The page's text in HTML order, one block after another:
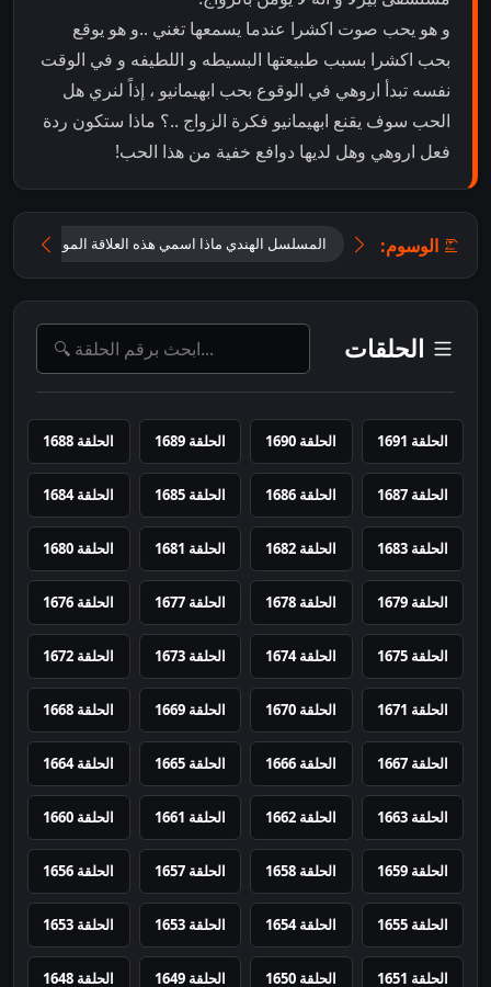
و هو يحب صوت اكشرا عندما يسمعها تغني ..و هو يوقع
بحب اكشرا بسبب طبيعتها البسيطه و اللطيفه و في الوقت
نفسه تبدأ اروهي في الوقوع بحب ابهيمانيو ، إذاً لنري هل
الحب سوف يقنع ابهيمانيو فكرة الزواج ..؟ ماذا ستكون ردة
فعل اروهي وهل لديها دوافع خفية من هذا الحب!
الوسوم: المسلسل الهندي ماذا اسمي هذه العلاقة الموسم الثاني
الحلقات
الحلقة 1691 الحلقة 1690 الحلقة 1689 الحلقة 1688
الحلقة 1687 الحلقة 1686 الحلقة 1685 الحلقة 1684
الحلقة 1683 الحلقة 1682 الحلقة 1681 الحلقة 1680
الحلقة 1679 الحلقة 1678 الحلقة 1677 الحلقة 1676
الحلقة 1675 الحلقة 1674 الحلقة 1673 الحلقة 1672
الحلقة 1671 الحلقة 1670 الحلقة 1669 الحلقة 1668
الحلقة 1667 الحلقة 1666 الحلقة 1665 الحلقة 1664
الحلقة 1663 الحلقة 1662 الحلقة 1661 الحلقة 1660
الحلقة 1659 الحلقة 1658 الحلقة 1657 الحلقة 1656
الحلقة 1655 الحلقة 1654 الحلقة 1653 الحلقة 1653
الحلقة 1651 الحلقة 1650 الحلقة 1649 الحلقة 1648